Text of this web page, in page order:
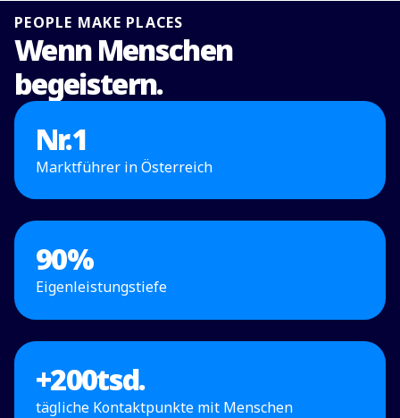
PEOPLE MAKE PLACES
Wenn Menschen
begeistern.
Nr.1
Marktführer in Österreich
90%
Eigenleistungstiefe
+200tsd.
tägliche Kontaktpunkte mit Menschen